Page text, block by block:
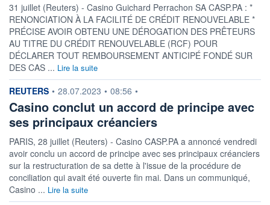
31 juillet (Reuters) - Casino Guichard Perrachon SA CASP.PA : *
RENONCIATION À LA FACILITÉ DE CRÉDIT RENOUVELABLE *
PRÉCISE AVOIR OBTENU UNE DÉROGATION DES PRÊTEURS
AU TITRE DU CRÉDIT RENOUVELABLE (RCF) POUR
DÉCLARER TOUT REMBOURSEMENT ANTICIPÉ FONDÉ SUR
DES CAS ... Lire la suite
information fournie par
REUTERS • 28.07.2023 • 08:56 •
Casino conclut un accord de principe avec
ses principaux créanciers
PARIS, 28 juillet (Reuters) - Casino CASP.PA a annoncé vendredi
avoir conclu un accord de principe avec ses principaux créanciers
sur la restructuration de sa dette à l'issue de la procédure de
conciliation qui avait été ouverte fin mai. Dans un communiqué,
Casino ... Lire la suite